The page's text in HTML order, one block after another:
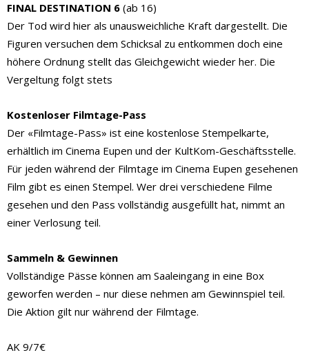
FINAL DESTINATION 6 (ab 16)
Der Tod wird hier als unausweichliche Kraft dargestellt. Die
Figuren versuchen dem Schicksal zu entkommen doch eine
höhere Ordnung stellt das Gleichgewicht wieder her. Die
Vergeltung folgt stets
Kostenloser Filmtage-Pass
Der «Filmtage-Pass» ist eine kostenlose Stempelkarte,
erhältlich im Cinema Eupen und der KultKom-Geschäftsstelle.
Für jeden während der Filmtage im Cinema Eupen gesehenen
Film gibt es einen Stempel. Wer drei verschiedene Filme
gesehen und den Pass vollständig ausgefüllt hat, nimmt an
einer Verlosung teil.
Sammeln & Gewinnen
Vollständige Pässe können am Saaleingang in eine Box
geworfen werden – nur diese nehmen am Gewinnspiel teil.
Die Aktion gilt nur während der Filmtage.
AK 9/7€